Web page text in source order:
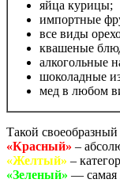
яйца курицы;
импортные
все виды
квашеные
алкогольные
шоколадные
мед в любом
Такой своеобразный
«Красный» –
«Желтый» –
«Зеленый» — самая